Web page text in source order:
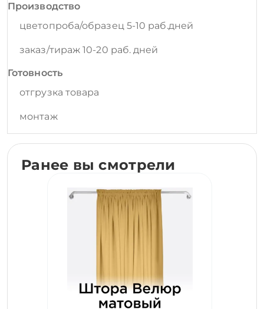
Производство
цветопроба/образец 5-10 раб.дней
заказ/тираж 10-20 раб. дней
Готовность
отгрузка товара
монтаж
Ранее вы смотрели